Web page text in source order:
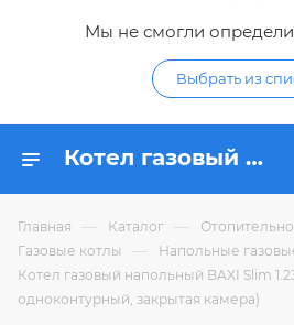
Мы не смогли
Выбрать из
Котел газовый напольный BAXI Slim 1.230 FiN (22,1 кВт, одноконтурный, закрытая камера) - купить по цене в интернет-магазине Гидропромтехника с доставкой в Курске
Главная — Каталог —
Газовые котлы — Напольные
Котел газовый напольный BAXI Slim
одноконтурный, закрытая камера)